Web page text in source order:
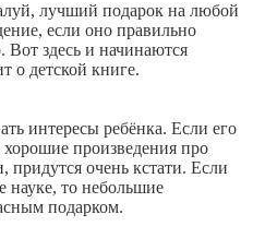
лучший подарок на любой
если оно правильно
Вот здесь и начинаются
о детской книге.
интересы ребёнка. Если его
хорошие произведения про
придутся очень кстати. Если
науке, то небольшие
подарком.